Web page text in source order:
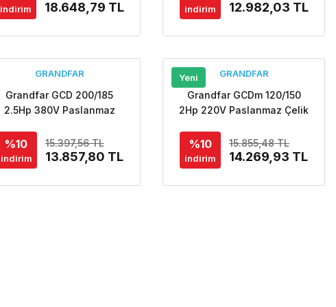
indirim 18.648,79 TL indirim 12.982,03 TL
GRANDFAR
Grandfar GCD 200/185
2.5Hp 380V Paslanmaz
Santrifüj Pompa-Aisi 304
%10
indirim
15.397,56 TL
13.857,80 TL
Yeni GRANDFAR
Grandfar GCDm 120/150
2Hp 220V Paslanmaz Çelik
Santrifüj Pompa-Aisi 304
%10
indirim
15.855,48 TL
14.269,93 TL